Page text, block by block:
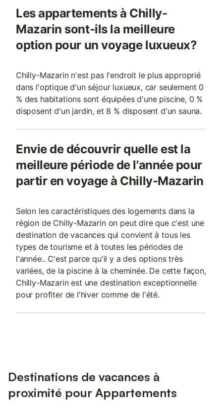
Les appartements à Chilly-
Mazarin sont-ils la meilleure
option pour un voyage luxueux?
Chilly-Mazarin n'est pas l'endroit le plus approprié
dans l'optique d'un séjour luxueux, car seulement 0
% des habitations sont équipées d'une piscine, 0 %
disposent d'un jardin, et 8 % disposent d'un sauna.
Envie de découvrir quelle est la
meilleure période de l'année pour
partir en voyage à Chilly-Mazarin
Selon les caractéristiques des logements dans la
région de Chilly-Mazarin on peut dire que c'est une
destination de vacances qui convient à tous les
types de tourisme et à toutes les périodes de
l'année.. C'est parce qu'il y a des options très
variées, de la piscine à la cheminée. De cette façon,
Chilly-Mazarin est une destination exceptionnelle
pour profiter de l'hiver comme de l'été.
Destinations de vacances à
proximité pour Appartements